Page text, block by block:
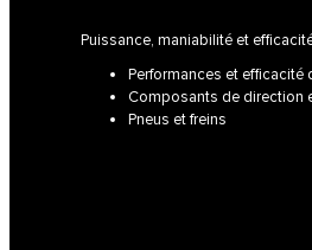
Puissance, maniabilité et
Performances et
Composants de direction
Pneus et freins